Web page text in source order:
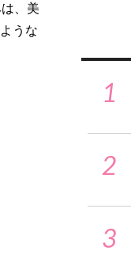
、美
うな
1
2
3